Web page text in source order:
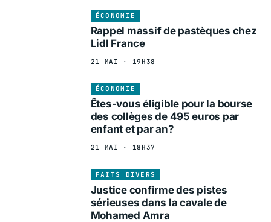
ÉCONOMIE
Rappel massif de pastèques chez
Lidl France
21 MAI · 19H38
ÉCONOMIE
Êtes-vous éligible pour la bourse
des collèges de 495 euros par
enfant et par an?
21 MAI · 18H37
FAITS DIVERS
Justice confirme des pistes
sérieuses dans la cavale de
Mohamed Amra